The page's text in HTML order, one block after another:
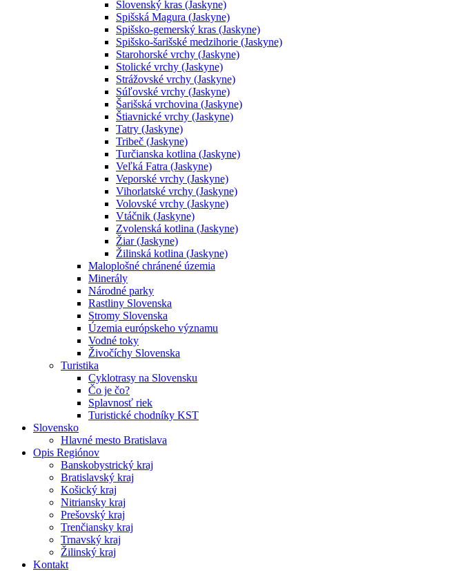
Slovenský kras (Jaskyne)
Spišská Magura (Jaskyne)
Spišsko-gemerský kras (Jaskyne)
Spišsko-šarišské medzihorie (Jaskyne)
Starohorské vrchy (Jaskyne)
Stolické vrchy (Jaskyne)
Strážovské vrchy (Jaskyne)
Súľovské vrchy (Jaskyne)
Šarišská vrchovina (Jaskyne)
Štiavnické vrchy (Jaskyne)
Tatry (Jaskyne)
Tribeč (Jaskyne)
Turčianska kotlina (Jaskyne)
Veľká Fatra (Jaskyne)
Veporské vrchy (Jaskyne)
Vihorlatské vrchy (Jaskyne)
Volovské vrchy (Jaskyne)
Vtáčnik (Jaskyne)
Zvolenská kotlina (Jaskyne)
Žiar (Jaskyne)
Žilinská kotlina (Jaskyne)
Maloplošné chránené územia
Minerály
Národné parky
Rastliny Slovenska
Stromy Slovenska
Územia európskeho významu
Vodné toky
Živočíchy Slovenska
Turistika
Cyklotrasy na Slovensku
Čo je čo?
Splavnosť riek
Turistické chodníky KST
Slovensko
Hlavné mesto Bratislava
Opis Regiónov
Banskobystrický kraj
Bratislavský kraj
Košický kraj
Nitriansky kraj
Prešovský kraj
Trenčiansky kraj
Trnavský kraj
Žilinský kraj
Kontakt